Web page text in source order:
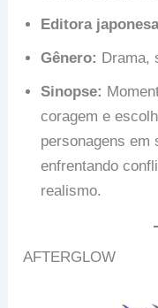
Editora
Gênero: Drama,
Sinopse:
coragem e
personagens em
enfrentando
realismo.
AFTERGLOW